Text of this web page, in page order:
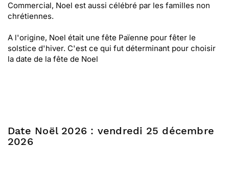
Commercial, Noel est aussi célébré par les familles non
chrétiennes.
A l'origine, Noel était une fête Païenne pour fêter le
solstice d'hiver. C'est ce qui fut déterminant pour choisir
la date de la fête de Noel
Date Noël 2026 : vendredi 25 décembre
2026